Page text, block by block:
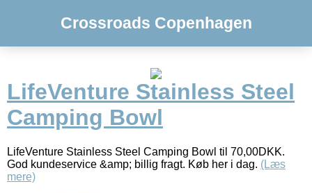
Crossroads Copenhagen
LifeVenture Stainless Steel
Camping Bowl
LifeVenture Stainless Steel Camping Bowl til 70,00DKK.
God kundeservice &amp; billig fragt. Køb her i dag. (Læs
mere)